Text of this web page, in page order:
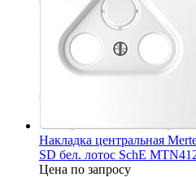
Накладка центральная
SD бел. лотос SchE
Цена по запросу